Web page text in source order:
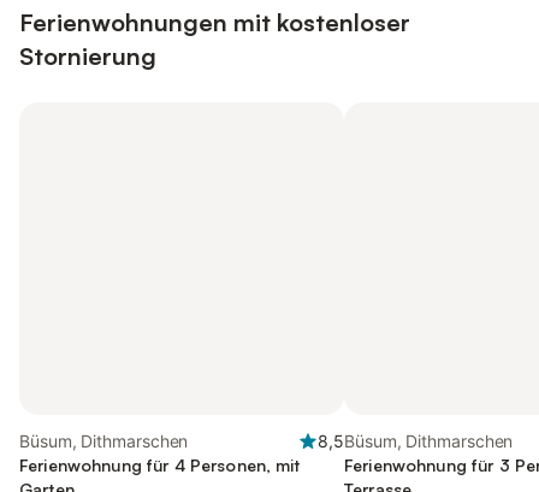
Ferienwohnungen mit kostenloser
Stornierung
Büsum, Dithmarschen
8,5
Ferienwohnung für 4 Personen, mit
Büsum, Dithmarschen
Ferienwohnung für 3